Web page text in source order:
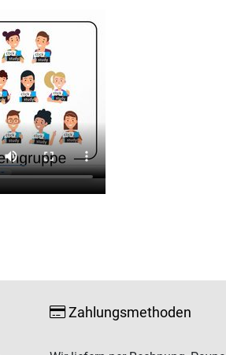
Zahlungsmethoden